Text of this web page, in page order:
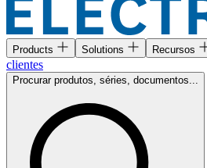
Products Solutions Recursos
clientes
Procurar produtos, séries, documentos...